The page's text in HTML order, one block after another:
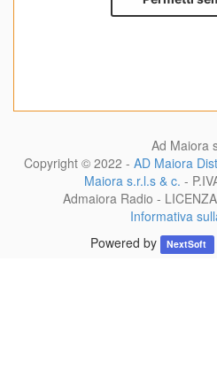
Ad Maiora
Copyright © 2022 - AD Maiora
Maiora s.r.l.s & c. -
Admaiora Radio -
Informativa
Powered by NextSoft